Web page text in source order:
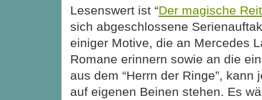
Lesenswert ist “Der magische
sich abgeschlossene
einiger Motive, die an Mercedes
Romane erinnern sowie an die
aus dem “Herrn der Ringe”, kann
auf eigenen Beinen stehen. Es